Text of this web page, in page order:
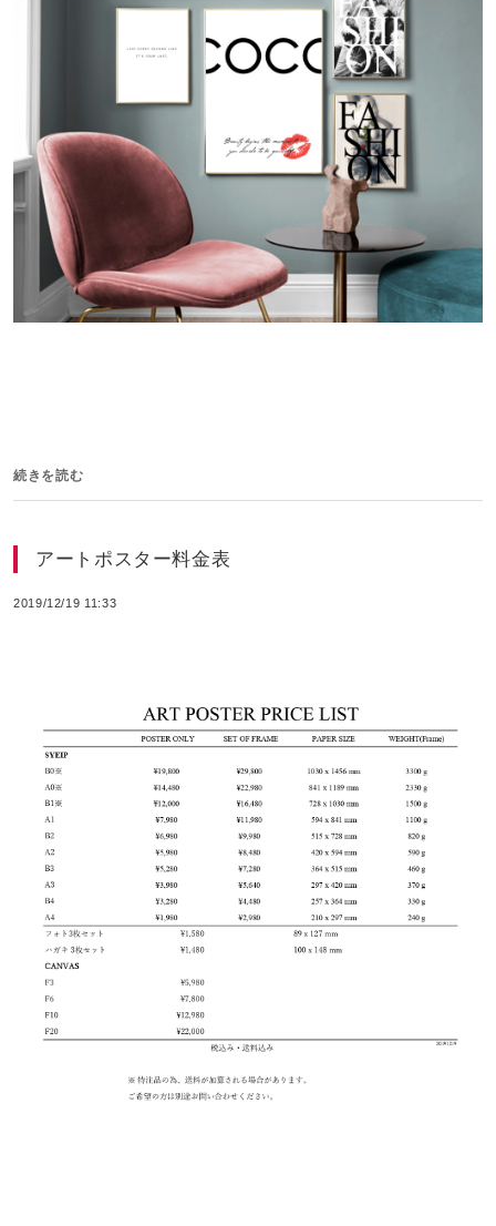
続きを読む
アートポスター料金表
2019/12/19 11:33